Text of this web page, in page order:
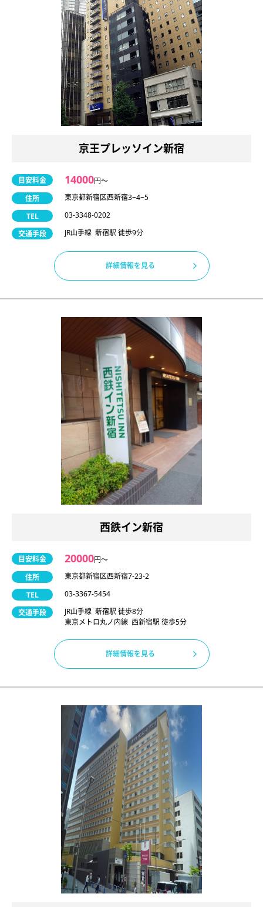
京王プレッソイン新宿
目安料金 14000円〜
住所
東京都新宿区西新宿3−4−5
TEL
03-3348-0202
交通手段
JR山手線 新宿駅 徒歩9分
詳細情報を見る
西鉄イン新宿
目安料金 20000円〜
住所
東京都新宿区西新宿7-23-2
TEL
03-3367-5454
交通手段
JR山手線 新宿駅 徒歩8分
東京メトロ丸ノ内線 西新宿駅 徒歩5分
詳細情報を見る